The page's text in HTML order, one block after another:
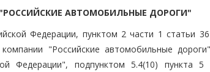
АВТОМОБИЛЬНЫЕ ДОРОГИ"
Федерации, пунктом 2 части 1 статьи
"Российские автомобильные
Федерации", подпунктом 5.4(10) пункта